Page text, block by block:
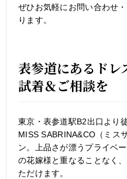
ぜひお気軽にお問い合わせ
ります。
表参道にあるドレ
試着＆ご相談を
東京・表参道駅B2出口より
MISS SABRINA&CO（ミス
ン。上品さが漂うプライベ
の花嫁様と重なることなく
ただけます。